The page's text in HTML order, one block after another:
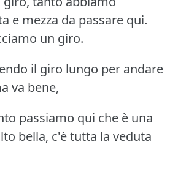
e mezza da passare qui.
un giro.
il giro lungo per andare
va bene,
passiamo qui che è una
bella, c'è tutta la veduta